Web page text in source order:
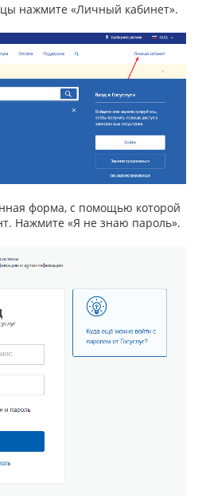
нажмите «Личный кабинет».
форма, с помощью которой
Нажмите «Я не знаю пароль».